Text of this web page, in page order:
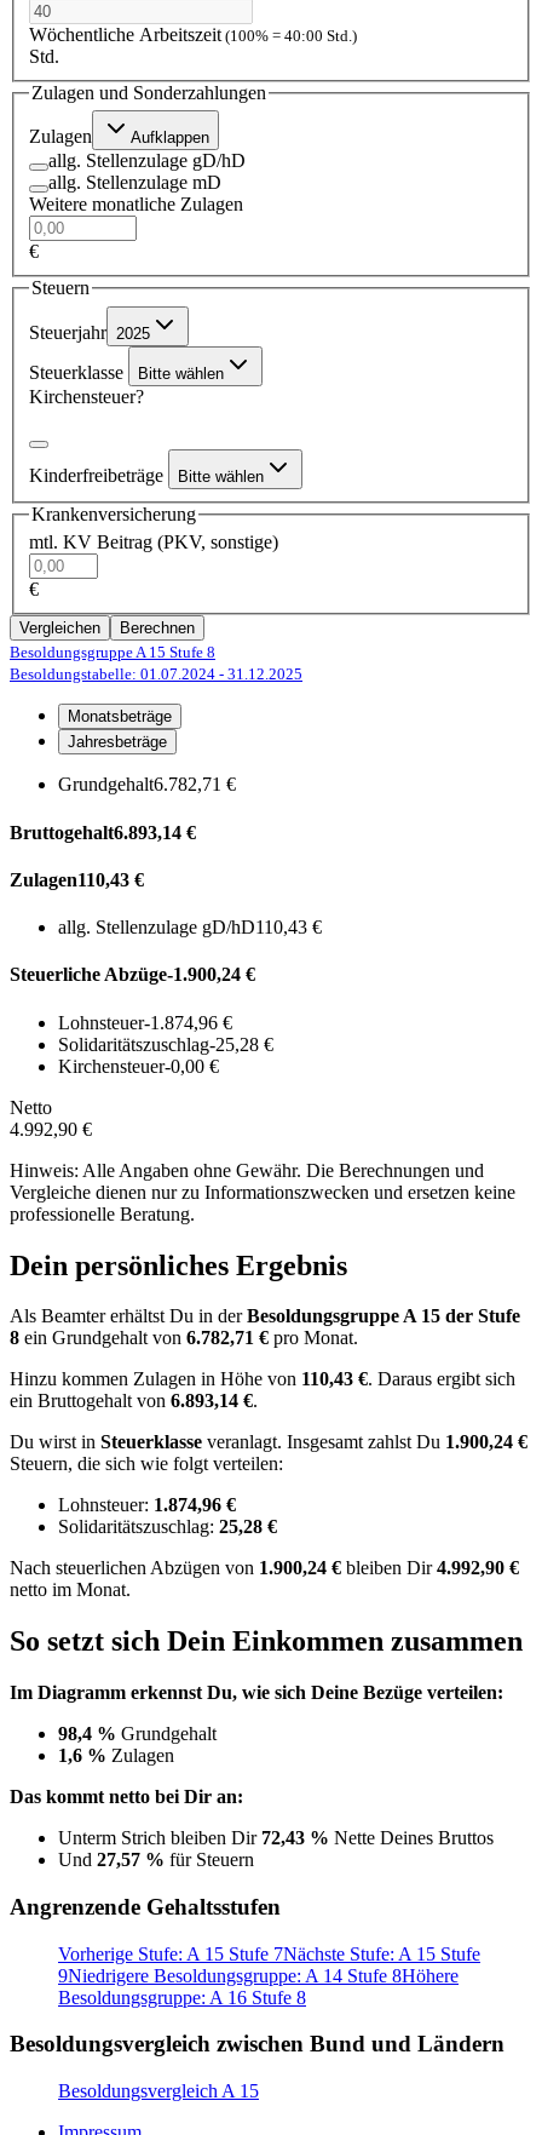
Wöchentliche Arbeitszeit (100% = 40:00 Std.)
Std.
Zulagen und Sonderzahlungen
Zulagen Aufklappen
allg. Stellenzulage gD/hD
allg. Stellenzulage mD
Weitere monatliche Zulagen
€
Steuern
Steuerjahr 2025
Steuerklasse Bitte wählen
Kirchensteuer?
Kinderfreibeträge Bitte wählen
Krankenversicherung
mtl. KV Beitrag (PKV, sonstige)
€
Vergleichen
Berechnen
Besoldungsgruppe A 15 Stufe 8
Besoldungstabelle: 01.07.2024 - 31.12.2025
Monatsbeträge
Jahresbeträge
Grundgehalt6.782,71 €
Bruttogehalt6.893,14 €
Zulagen110,43 €
allg. Stellenzulage gD/hD110,43 €
Steuerliche Abzüge-1.900,24 €
Lohnsteuer-1.874,96 €
Solidaritätszuschlag-25,28 €
Kirchensteuer-0,00 €
Netto
4.992,90 €
Hinweis: Alle Angaben ohne Gewähr. Die Berechnungen und
Vergleiche dienen nur zu Informationszwecken und ersetzen keine
professionelle Beratung.
Dein persönliches Ergebnis
Als Beamter erhältst Du in derBesoldungsgruppeA 15 der Stufe
8 ein Grundgehalt von 6.782,71 € pro Monat.
Hinzu kommen Zulagen in Höhe von 110,43 €. Daraus ergibt sich
ein Bruttogehalt von 6.893,14 €.
Du wirst in Steuerklasse veranlagt. Insgesamt zahlst Du 1.900,24 €
Steuern, die sich wie folgt verteilen:
Lohnsteuer: 1.874,96 €
Solidaritätszuschlag: 25,28 €
Nach steuerlichen Abzügen von 1.900,24 € bleiben Dir4.992,90 €
netto im Monat.
So setzt sich Dein Einkommen zusammen
Im Diagramm erkennst Du, wie sich Deine Bezüge verteilen:
98,4 % Grundgehalt
1,6 % Zulagen
Das kommt netto bei Dir an:
Unterm Strich bleiben Dir 72,43 % Nette Deines Bruttos
Und 27,57 % für Steuern
Angrenzende Gehaltsstufen
Vorherige Stufe: A 15 Stufe 7Nächste Stufe: A 15 Stufe
9Niedrigere Besoldungsgruppe: A 14 Stufe 8Höhere
Besoldungsgruppe: A 16 Stufe 8
Besoldungsvergleich zwischen Bund und Ländern
Besoldungsvergleich A 15